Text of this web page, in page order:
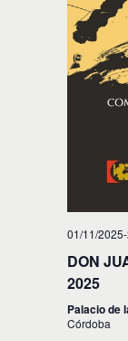
01/11/
DON
2025
Palacio de
Córdoba